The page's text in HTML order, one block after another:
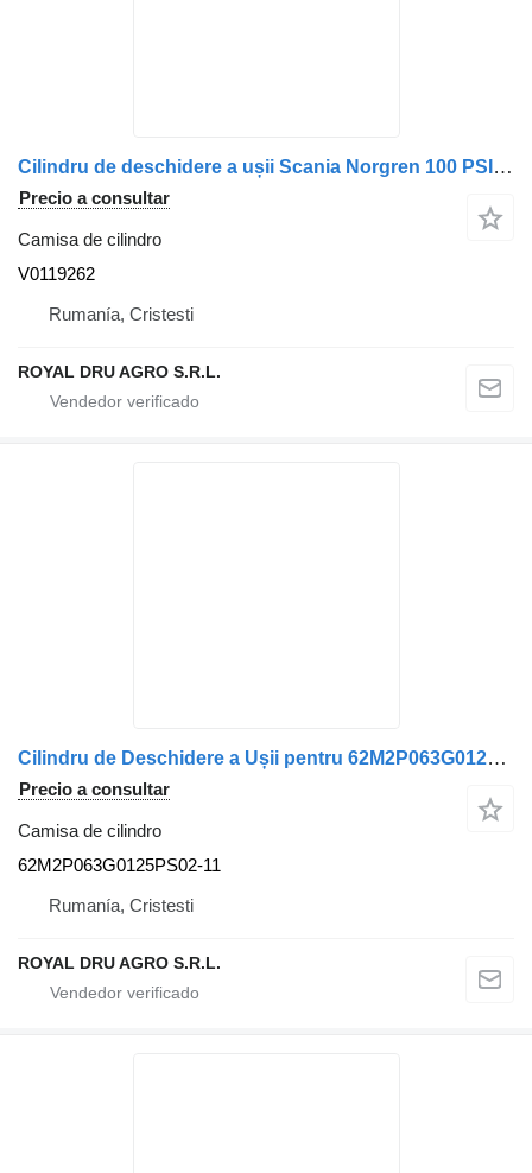
Cilindru de deschidere a ușii Scania Norgren 100 PSI V0119262 camisa de cilindro para camión
Precio a consultar
Camisa de cilindro
V0119262
Rumanía, Cristesti
ROYAL DRU AGRO S.R.L.
Cilindru de Deschidere a Ușii pentru 62M2P063G0125PS02-11 camisa de cilindro para Solaris – Model camión
Precio a consultar
Camisa de cilindro
62M2P063G0125PS02-11
Rumanía, Cristesti
ROYAL DRU AGRO S.R.L.